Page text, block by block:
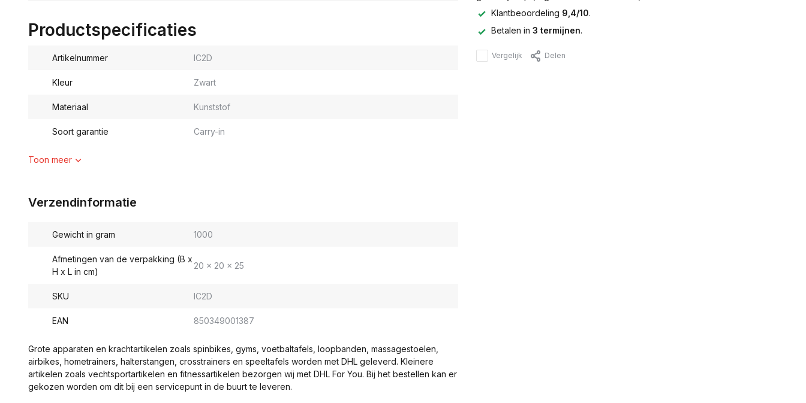
Productspecificaties
Artikelnummer IC2D
Kleur Zwart
Materiaal Kunststof
Soort garantie Carry-in
Toon meer
Verzendinformatie
Gewicht in gram 1000
Afmetingen van de verpakking (B x
H x L in cm)
20 x 20 x 25
SKU IC2D
EAN 850349001387
Grote apparaten en krachtartikelen zoals spinbikes, gyms, voetbaltafels, loopbanden, massagestoelen,
airbikes, hometrainers, halterstangen, crosstrainers en speeltafels worden met DHL geleverd. Kleinere
artikelen zoals vechtsportartikelen en fitnessartikelen bezorgen wij met DHL For You. Bij het bestellen kan er
gekozen worden om dit bij een servicepunt in de buurt te leveren.
Klantbeoordeling 9,4/10.
Betalen in 3 termijnen.
Vergelijk Delen